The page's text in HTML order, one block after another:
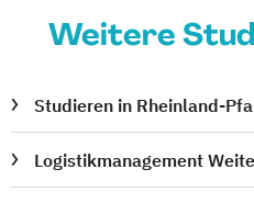
Weitere
Studieren in Rheinland-
Logistikmanagement